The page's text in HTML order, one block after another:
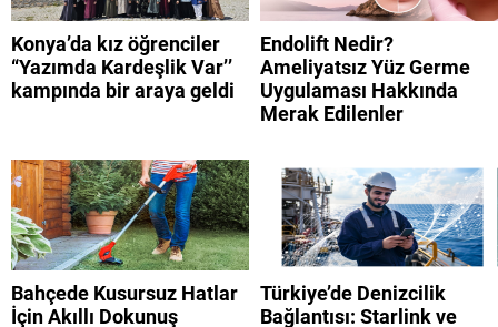
Konya’da kız öğrenciler
“Yazımda Kardeşlik Var’’
kampında bir araya geldi
Endolift Nedir?
Ameliyatsız Yüz Germe
Uygulaması Hakkında
Merak Edilenler
Bahçede Kusursuz Hatlar
İçin Akıllı Dokunuş
Türkiye’de Denizcilik
Bağlantısı: Starlink ve